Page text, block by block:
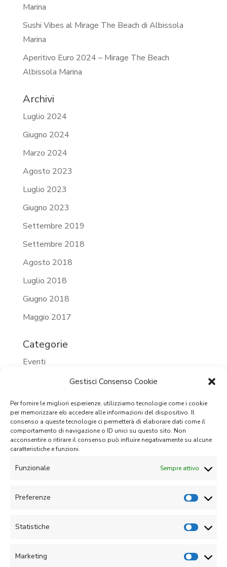
Gestisci Consenso Cookie
Per fornire le migliori esperienze, utilizziamo tecnologie come i cookie
per memorizzare e/o accedere alle informazioni del dispositivo. Il
consenso a queste tecnologie ci permetterà di elaborare dati come il
comportamento di navigazione o ID unici su questo sito. Non
acconsentire o ritirare il consenso può influire negativamente su alcune
caratteristiche e funzioni.
Funzionale Sempre attivo
Preferenze
Statistiche
Marketing
Marina
Sushi Vibes al Mirage The Beach di Albissola
Marina
Aperitivo Euro 2024 – Mirage The Beach
Albissola Marina
Archivi
Luglio 2024
Giugno 2024
Marzo 2024
Agosto 2023
Luglio 2023
Giugno 2023
Settembre 2019
Settembre 2018
Agosto 2018
Luglio 2018
Giugno 2018
Maggio 2017
Categorie
Eventi
Eventi 2024
Eventi passati
Prossimi eventi
Senza categoria
Accedi
WordPress.org